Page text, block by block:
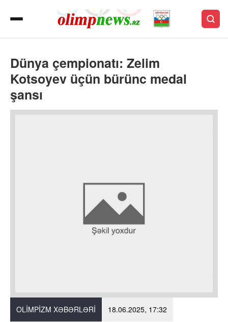
Dünya çempionatı: Zelim
Kotsoyev üçün bürünc medal
şansı
OLIMPIZM XƏBƏRLƏRI 18.06.2025, 17:32